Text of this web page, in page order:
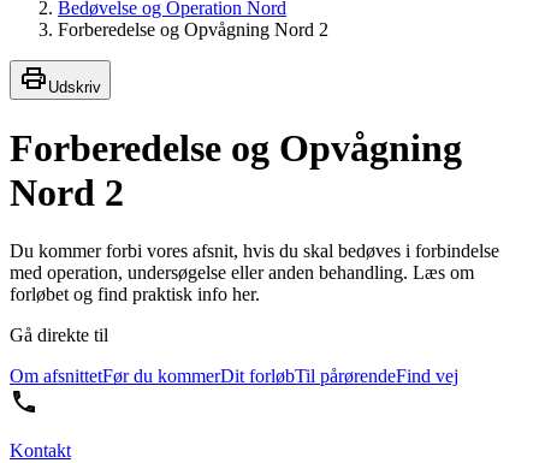
Bedøvelse og Operation Nord
Forberedelse og Opvågning Nord 2
Udskriv
Forberedelse og Opvågning
Nord 2
Du kommer forbi vores afsnit, hvis du skal bedøves i forbindelse
med operation, undersøgelse eller anden behandling. Læs om
forløbet og find praktisk info her.
Gå direkte til
Om afsnittetFør du kommerDit forløbTil pårørendeFind vej
Kontakt